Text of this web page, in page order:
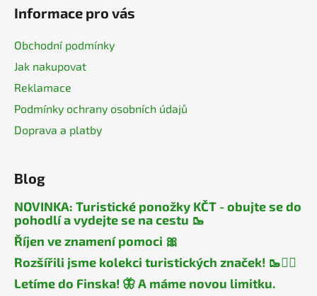
Informace pro vás
Obchodní podmínky
Jak nakupovat
Reklamace
Podmínky ochrany osobních údajů
Doprava a platby
Blog
NOVINKA: Turistické ponožky KČT - obujte se do
pohodlí a vydejte se na cestu 🥾
Říjen ve znamení pomoci 🎀
Rozšířili jsme kolekci turistických značek! 🥾🧎‍♂️
Letíme do Finska! 🦋 A máme novou limitku.